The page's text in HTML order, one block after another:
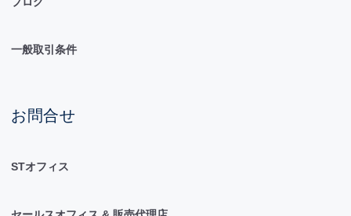
一般取引条件
お問合せ
STオフィス